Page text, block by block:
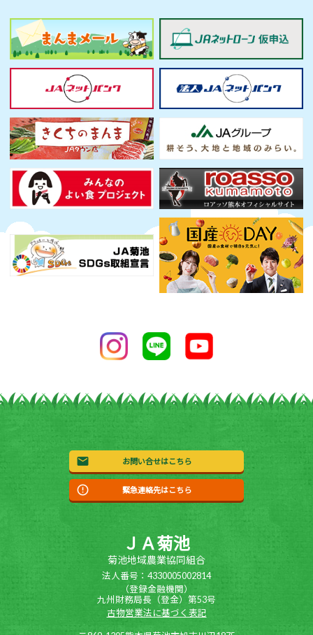
お問い合せはこちら
緊急連絡先はこちら
ＪＡ菊池
菊池地域農業協同組合
法人番号：4330005002814
（登録金融機関）
九州財務局長（登金）第53号
古物営業法に基づく表記